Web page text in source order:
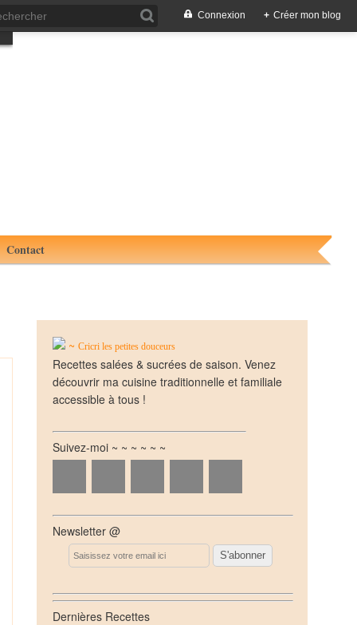
Connexion + Créer mon blog
Contact
~ Cricri les petites douceurs
Recettes salées & sucrées de saison. Venez
découvrir ma cuisine traditionnelle et familiale
accessible à tous !
Suivez-moi ~ ~ ~ ~ ~ ~
Newsletter @
Email
Dernières Recettes